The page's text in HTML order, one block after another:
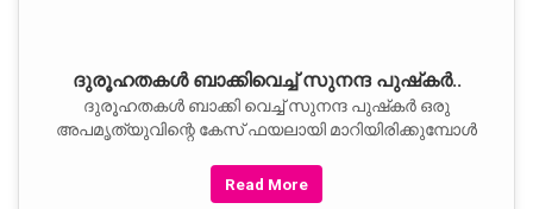
ദുരൂഹതകള്‍ ബാക്കിവെച്ച് സുനന്ദ പുഷ്‌കര്‍..
ദുരൂഹതകള്‍ ബാക്കി വെച്ച് സുനന്ദ പുഷ്‌കര്‍ ഒരു
അപമൃത്യുവിന്റെ കേസ് ഫയലായി മാറിയിരിക്കുമ്പോള്‍
Read More